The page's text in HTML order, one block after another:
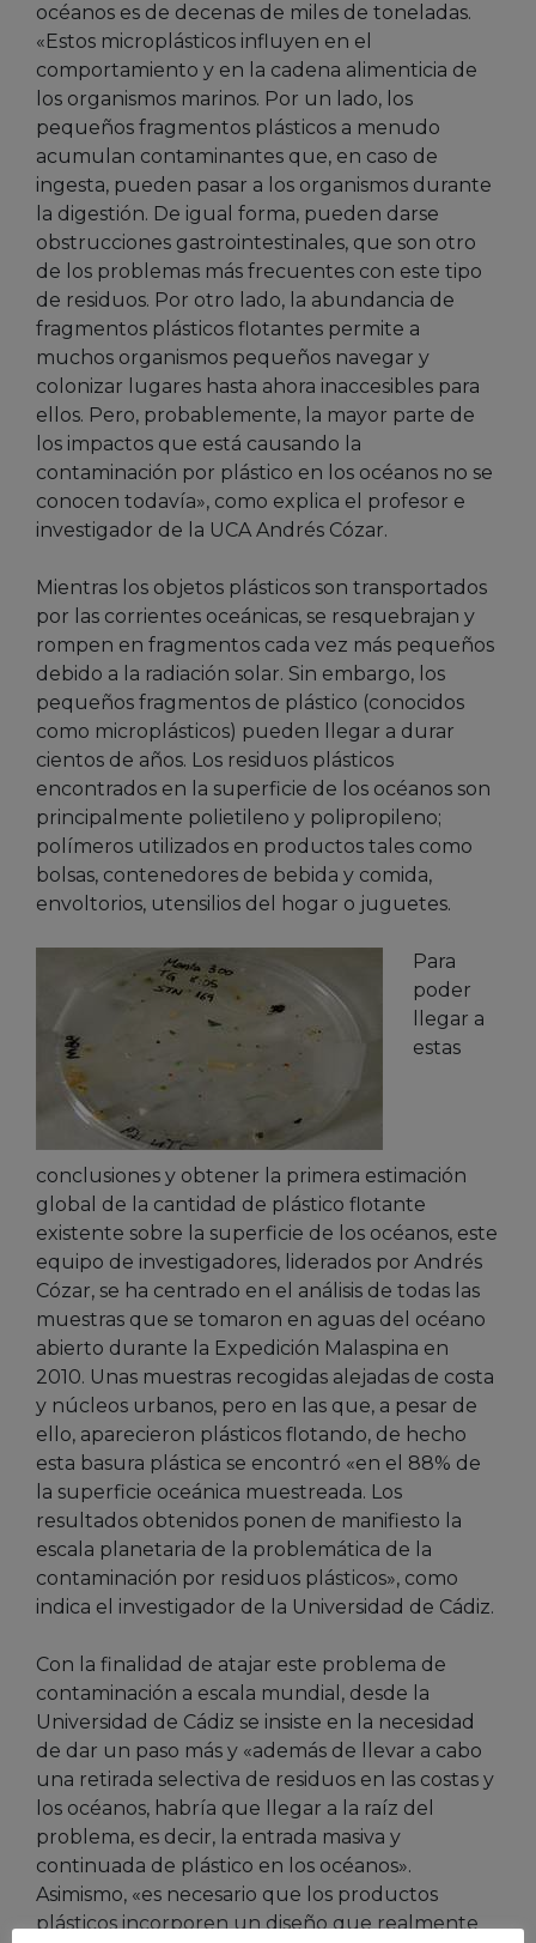
océanos es de decenas de miles de toneladas.
«Estos microplásticos influyen en el
comportamiento y en la cadena alimenticia de
los organismos marinos. Por un lado, los
pequeños fragmentos plásticos a menudo
acumulan contaminantes que, en caso de
ingesta, pueden pasar a los organismos durante
la digestión. De igual forma, pueden darse
obstrucciones gastrointestinales, que son otro
de los problemas más frecuentes con este tipo
de residuos. Por otro lado, la abundancia de
fragmentos plásticos flotantes permite a
muchos organismos pequeños navegar y
colonizar lugares hasta ahora inaccesibles para
ellos. Pero, probablemente, la mayor parte de
los impactos que está causando la
contaminación por plástico en los océanos no se
conocen todavía», como explica el profesor e
investigador de la UCA Andrés Cózar.
Mientras los objetos plásticos son transportados
por las corrientes oceánicas, se resquebrajan y
rompen en fragmentos cada vez más pequeños
debido a la radiación solar. Sin embargo, los
pequeños fragmentos de plástico (conocidos
como microplásticos) pueden llegar a durar
cientos de años. Los residuos plásticos
encontrados en la superficie de los océanos son
principalmente polietileno y polipropileno;
polímeros utilizados en productos tales como
bolsas, contenedores de bebida y comida,
envoltorios, utensilios del hogar o juguetes.
Para
poder
llegar a
estas
conclusiones y obtener la primera estimación
global de la cantidad de plástico flotante
existente sobre la superficie de los océanos, este
equipo de investigadores, liderados por Andrés
Cózar, se ha centrado en el análisis de todas las
muestras que se tomaron en aguas del océano
abierto durante la Expedición Malaspina en
2010. Unas muestras recogidas alejadas de costa
y núcleos urbanos, pero en las que, a pesar de
ello, aparecieron plásticos flotando, de hecho
esta basura plástica se encontró «en el 88% de
la superficie oceánica muestreada. Los
resultados obtenidos ponen de manifiesto la
escala planetaria de la problemática de la
contaminación por residuos plásticos», como
indica el investigador de la Universidad de Cádiz.
Con la finalidad de atajar este problema de
contaminación a escala mundial, desde la
Universidad de Cádiz se insiste en la necesidad
de dar un paso más y «además de llevar a cabo
una retirada selectiva de residuos en las costas y
los océanos, habría que llegar a la raíz del
problema, es decir, la entrada masiva y
continuada de plástico en los océanos».
Asimismo, «es necesario que los productos
plásticos incorporen un diseño que realmente